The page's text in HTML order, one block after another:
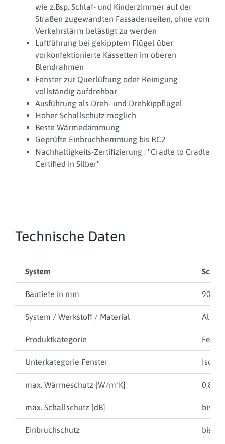
wie z.Bsp. Schlaf- und Kinderzimmer auf der
Straßen zugewandten Fassadenseiten, ohne vom
Verkehrslärm belästigt zu werden
Luftführung bei gekipptem Flügel über
vorkonfektionierte Kassetten im oberen
Blendrahmen
Fenster zur Querlüftung oder Reinigung
vollständig aufdrehbar
Ausführung als Dreh- und Drehkippflügel
Hoher Schallschutz möglich
Beste Wärmedämmung
Geprüfte Einbruchhemmung bis RC2
Nachhaltigkeits-Zertifizierung : "Cradle to Cradle
Certified in Silber"
Technische Daten
System
Bautiefe in mm 90
System / Werkstoff / Material
Produktkategorie
Unterkategorie Fenster
max. Wärmeschutz [W/m²K] 0,82
max. Schallschutz [dB] bis 47
Einbruchschutz bis